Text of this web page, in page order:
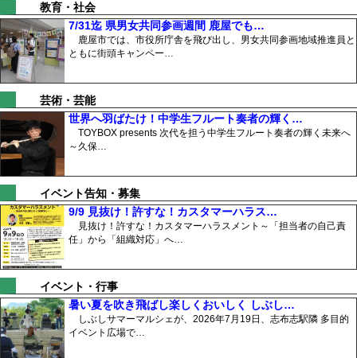
教育・社会
7/31迄 県男女共同参画週間 鹿屋でも…
鹿屋市では、市役所庁舎を飛び出し、男女共同参画地域推進員と
ともに街頭キャンペー…
芸術・芸能
世界へ羽ばたけ！中学生フルート奏者の輝く…
TOYBOX presents 次代を担う中学生フルート奏者の輝く未来へ
～久保…
イベント告知・募集
9/9 見抜け！許すな！カスタマーハラス…
見抜け！許すな！カスタマーハラスメント～「担当者の自己責
任」から「組織対応」へ…
イベント・行事
暑い夏を吹き飛ばし楽しくおいしく しぶし…
しぶしサマーマルシェが、2026年7月19日、志布志駅隣 多目的
イベント広場で…